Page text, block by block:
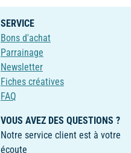
SERVICE
Bons d'achat
Parrainage
Newsletter
Fiches créatives
FAQ
VOUS AVEZ DES QUESTIONS ?
Notre service client est à votre
écoute